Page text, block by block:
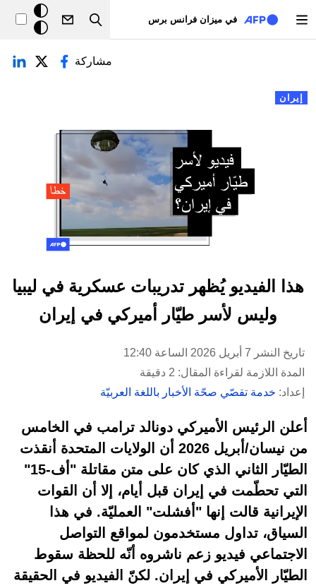
في ميزان فرانس برس
Search
خلفيّة
داكنة
التبويبات الأساسية
إيران
مشاركة
هذا الفيديو يُظهر تدريبات عسكرية في ليبيا
وليس لأسر طيّار أميركي في إيران
تاريخ النشر 7 أبريل 2026 الساعة 12:40
المدة اللازمة لقراءة المقال: 2 دقيقة
إعداد: خدمة تقصّي صحّة الأخبار باللغة العربيّة
أعلن الرئيس الأميركي دونالد ترامب في الخامس
من نيسان/أبريل 2026 أن الولايات المتحدة أنقذت
الطيّار الثاني الذي كان على متن مقاتلة "أف-15"
التي تحطّمت في إيران قبل أيام، إلا أن القوات
الإيرانية قالت إنها "أفشلت" العمليّة. في هذا
السياق، تداول مستخدمون لمواقع التواصل
الاجتماعي فيديو زعم ناشروه أنّه للحظة سقوط
الطيّار الأميركي في إيران. لكنّ الفيديو في الحقيقة